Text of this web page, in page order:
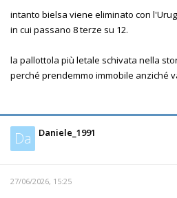
intanto bielsa viene eliminato con
in cui passano 8 terze su 12.
la pallottola più letale schivata nella
perché prendemmo immobile anziché
Da Daniele_1991
27/06/2026, 15:25